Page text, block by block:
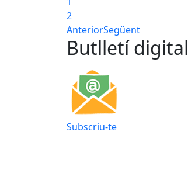
2
AnteriorSegüent
Butlletí digital
Subscriu-te